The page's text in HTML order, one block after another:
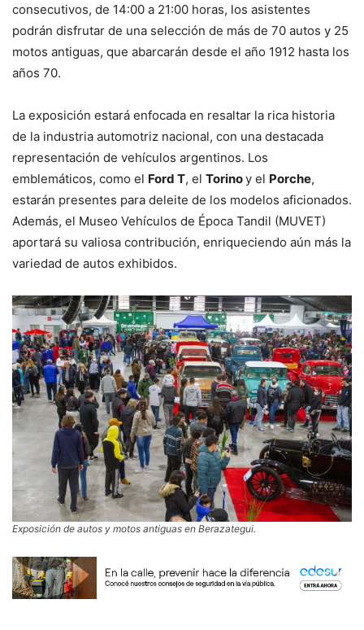
consecutivos, de 14:00 a 21:00 horas, los asistentes
podrán disfrutar de una selección de más de 70 autos y 25
motos antiguas, que abarcarán desde el año 1912 hasta los
años 70.
La exposición estará enfocada en resaltar la rica historia
de la industria automotriz nacional, con una destacada
representación de vehículos argentinos. Los
emblemáticos, como el Ford T, el Torinoy el Porche,
estarán presentes para deleite de los modelos aficionados.
Además, el Museo Vehículos de Época Tandil (MUVET)
aportará su valiosa contribución, enriqueciendo aún más la
variedad de autos exhibidos.
Exposición de autos y motos antiguas en Berazategui.